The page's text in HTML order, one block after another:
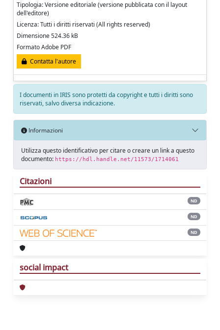
Tipologia: Versione editoriale (versione pubblicata con il layout
dell'editore)
Licenza: Tutti i diritti riservati (All rights reserved)
Dimensione 524.36 kB
Formato Adobe PDF
Contatta l'autore
I documenti in IRIS sono protetti da copyright e tutti i diritti sono
riservati, salvo diversa indicazione.
Informazioni
Utilizza questo identificativo per citare o creare un link a questo
documento: https://hdl.handle.net/11573/1714061
Citazioni
ND
ND
ND
social impact